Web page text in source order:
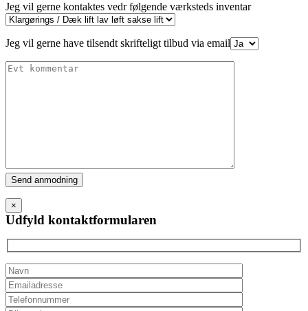
Jeg vil gerne kontaktes vedr følgende værksteds inventar
Jeg vil gerne have tilsendt skrifteligt tilbud via email
Please
leave
this
field
empty.
×
Udfyld kontaktformularen